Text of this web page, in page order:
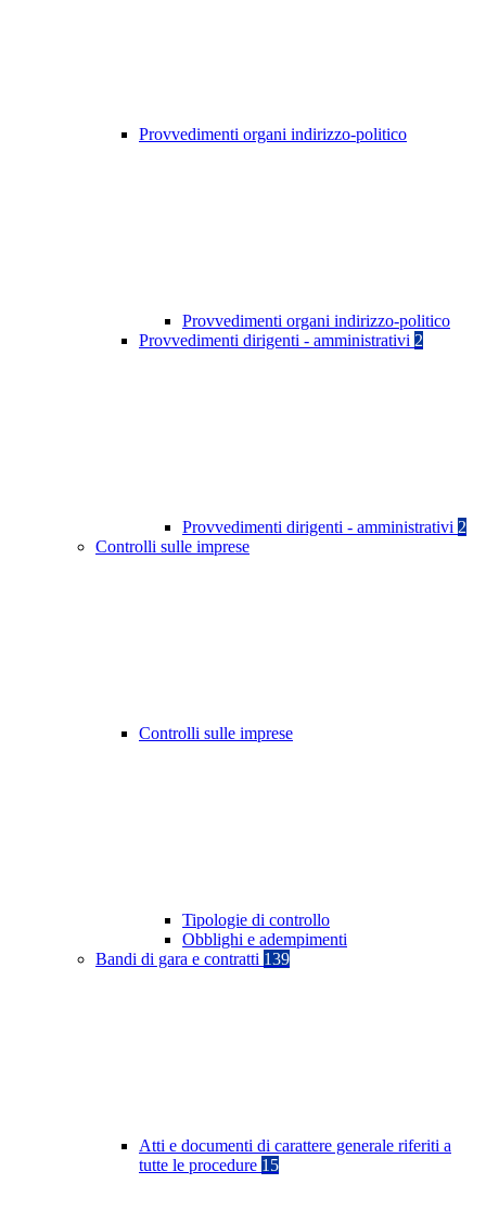
Provvedimenti organi indirizzo-politico
Provvedimenti organi indirizzo-politico
Provvedimenti dirigenti - amministrativi 2
Provvedimenti dirigenti - amministrativi 2
Controlli sulle imprese
Controlli sulle imprese
Tipologie di controllo
Obblighi e adempimenti
Bandi di gara e contratti 139
Atti e documenti di carattere generale riferiti a
tutte le procedure 15